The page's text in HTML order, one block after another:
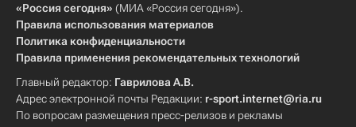
«Россия сегодня» (МИА «Россия сегодня»).
Правила использования материалов
Политика конфиденциальности
Правила применения рекомендательных технологий
Главный редактор: Гаврилова А.В.
Адрес электронной почты Редакции: r-sport.internet@ria.ru
По вопросам размещения пресс-релизов и рекламы